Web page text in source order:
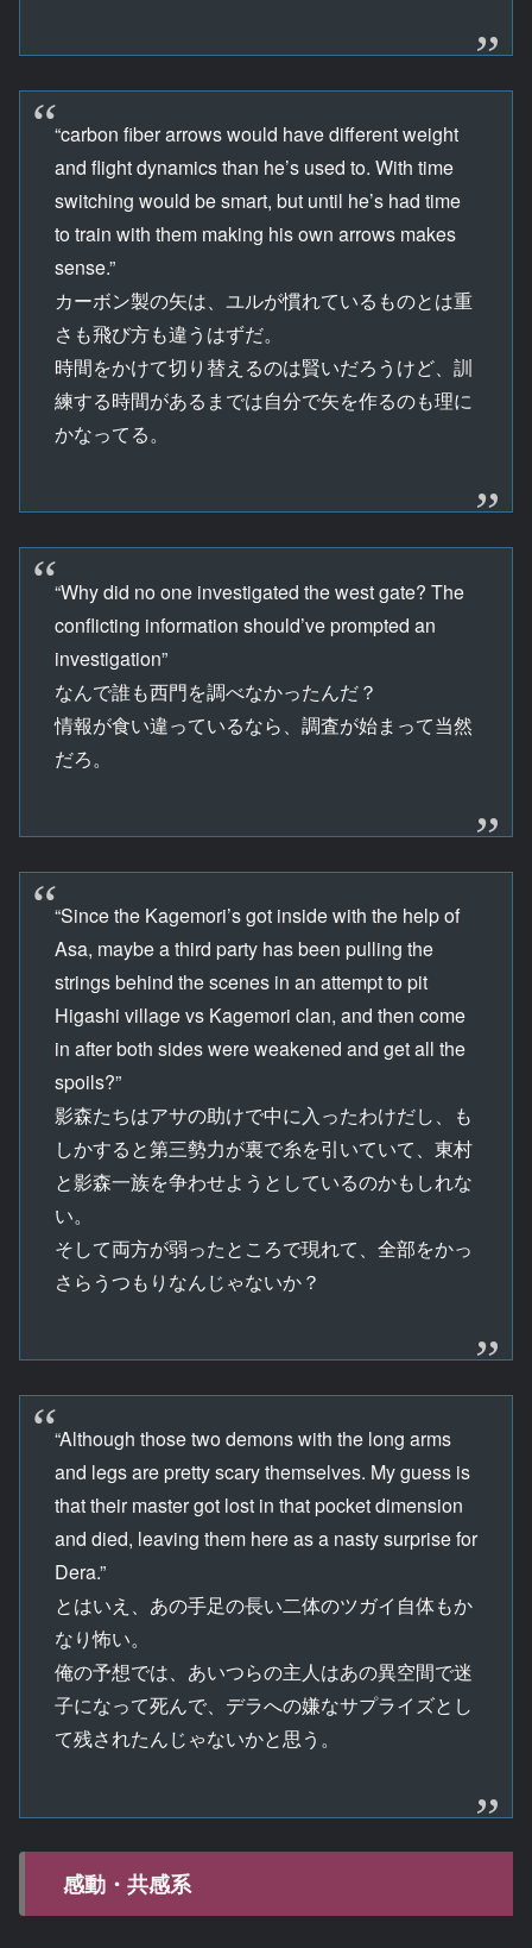
“carbon fiber arrows would have different weight
and flight dynamics than he’s used to. With time
switching would be smart, but until he’s had time
to train with them making his own arrows makes
sense.”
カーボン製の矢は、ユルが慣れているものとは重
さも飛び方も違うはずだ。
時間をかけて切り替えるのは賢いだろうけど、訓
練する時間があるまでは自分で矢を作るのも理に
かなってる。
“Why did no one investigated the west gate? The
conflicting information should’ve prompted an
investigation”
なんで誰も西門を調べなかったんだ？
情報が食い違っているなら、調査が始まって当然
だろ。
“Since the Kagemori’s got inside with the help of
Asa, maybe a third party has been pulling the
strings behind the scenes in an attempt to pit
Higashi village vs Kagemori clan, and then come
in after both sides were weakened and get all the
spoils?”
影森たちはアサの助けで中に入ったわけだし、も
しかすると第三勢力が裏で糸を引いていて、東村
と影森一族を争わせようとしているのかもしれな
い。
そして両方が弱ったところで現れて、全部をかっ
さらうつもりなんじゃないか？
“Although those two demons with the long arms
and legs are pretty scary themselves. My guess is
that their master got lost in that pocket dimension
and died, leaving them here as a nasty surprise for
Dera.”
とはいえ、あの手足の長い二体のツガイ自体もか
なり怖い。
俺の予想では、あいつらの主人はあの異空間で迷
子になって死んで、デラへの嫌なサプライズとし
て残されたんじゃないかと思う。
感動・共感系